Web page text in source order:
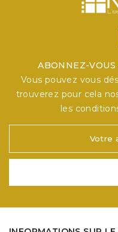
ABONNEZ-
Vous pouvez vous
trouverez pour cela
les